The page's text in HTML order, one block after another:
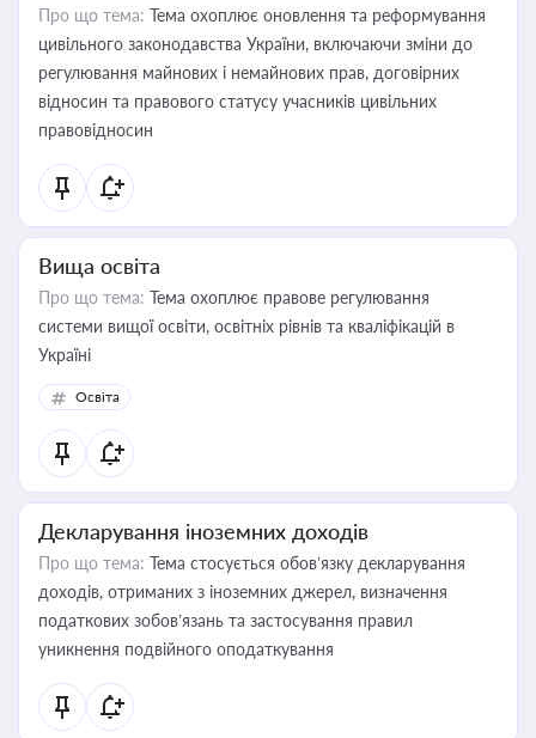
Про що тема: Тема охоплює оновлення та реформування
цивільного законодавства України, включаючи зміни до
регулювання майнових і немайнових прав, договірних
відносин та правового статусу учасників цивільних
правовідносин
Вища освіта
Про що тема: Тема охоплює правове регулювання
системи вищої освіти, освітніх рівнів та кваліфікацій в
Україні
Освіта
Декларування іноземних доходів
Про що тема: Тема стосується обов’язку декларування
доходів, отриманих з іноземних джерел, визначення
податкових зобов’язань та застосування правил
уникнення подвійного оподаткування